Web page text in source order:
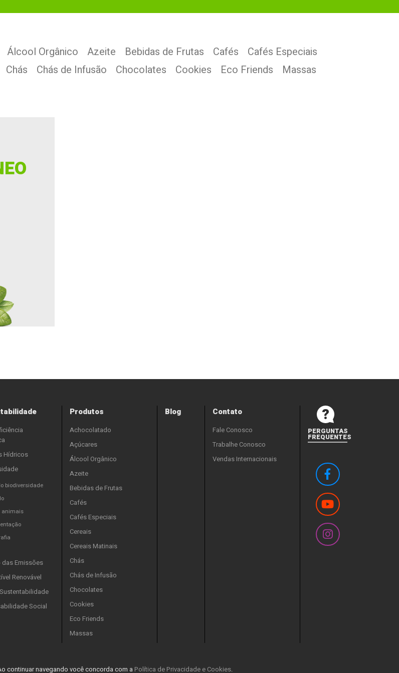
Álcool Orgânico Azeite Bebidas de Frutas Cafés
Cafés Especiais
Chás Chás de Infusão Chocolates Cookies Eco Friends Massas
Hídricos
biodiversidade
animais
das Emissões
Renovável
Social
Produtos
Achocolatado
Açúcares
Álcool Orgânico
Azeite
Bebidas de Frutas
Cafés
Cafés Especiais
Cereais
Cereais Matinais
Chás
Chás de Infusão
Chocolates
Cookies
Eco Friends
Massas
Blog Contato
Fale Conosco
Trabalhe Conosco
Vendas Internacionais
PERGUNTAS
FREQUENTES
continuar navegando você concorda com a Política de Privacidade e Cookies.